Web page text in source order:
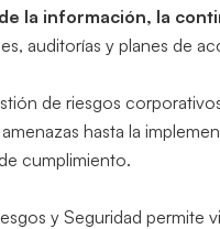
la información, la
auditorías y planes de
de riesgos
hasta la
cumplimiento.
y Seguridad